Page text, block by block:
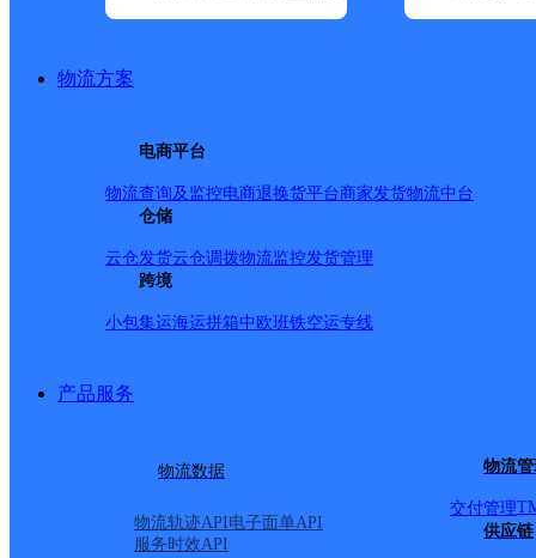
物流方案
电商平台
物流查询及监控电商退换货平台商家发货物流中台
仓储
云仓发货云仓调拨物流监控发货管理
跨境
小包集运海运拼箱中欧班铁空运专线
产品服务
物流数据
物流轨迹API电子面单API
服务时效API
物流
交付管理
供应链
所属快递：百世快递
所属区域：河北省-邢台市-任泽区
网点地址：邢台市任县新兴街346号
网点负责人：